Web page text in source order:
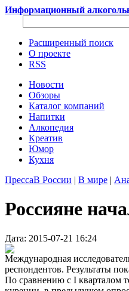
Информационный
Расширенный поиск
О проекте
RSS
Новости
Обзоры
Каталог компаний
Напитки
Алкопедия
Креатив
Юмор
Кухня
ПрессаВ России | В мире |
Россияне
Дата: 2015-07-21 16:24
Международная
респондентов. Результаты
По сравнению с I кварталом